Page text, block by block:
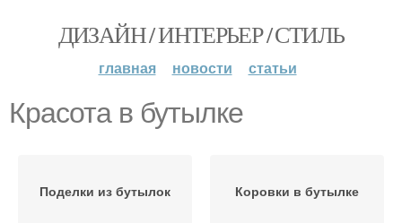
ДИЗАЙН / ИНТЕРЬЕР / СТИЛЬ
главная новости статьи
Красота в бутылке
Поделки из бутылок Коровки в бутылке